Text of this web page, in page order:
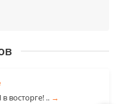
восторге! .. →